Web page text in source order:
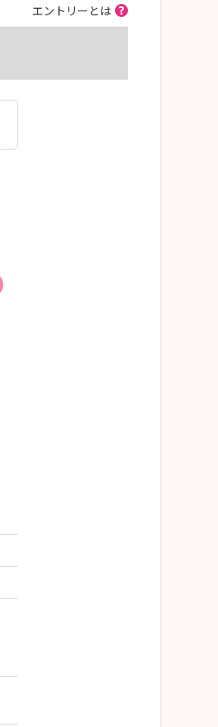
エントリーとは